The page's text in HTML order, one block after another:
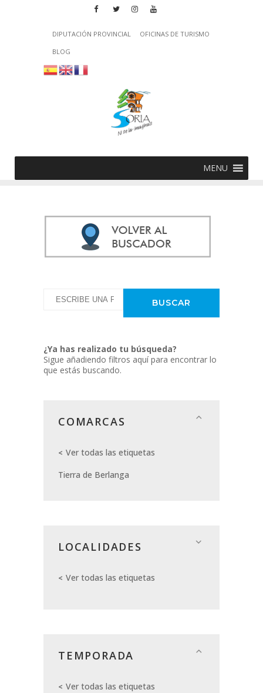
DIPUTACIÓN PROVINCIAL
OFICINAS DE TURISMO
BLOG
MENU
¿Ya has realizado tu búsqueda?
Sigue añadiendo filtros aquí para encontrar lo
que estás buscando.
COMARCAS
Ver todas las etiquetas
Tierra de Berlanga
LOCALIDADES
Ver todas las etiquetas
TEMPORADA
Ver todas las etiquetas